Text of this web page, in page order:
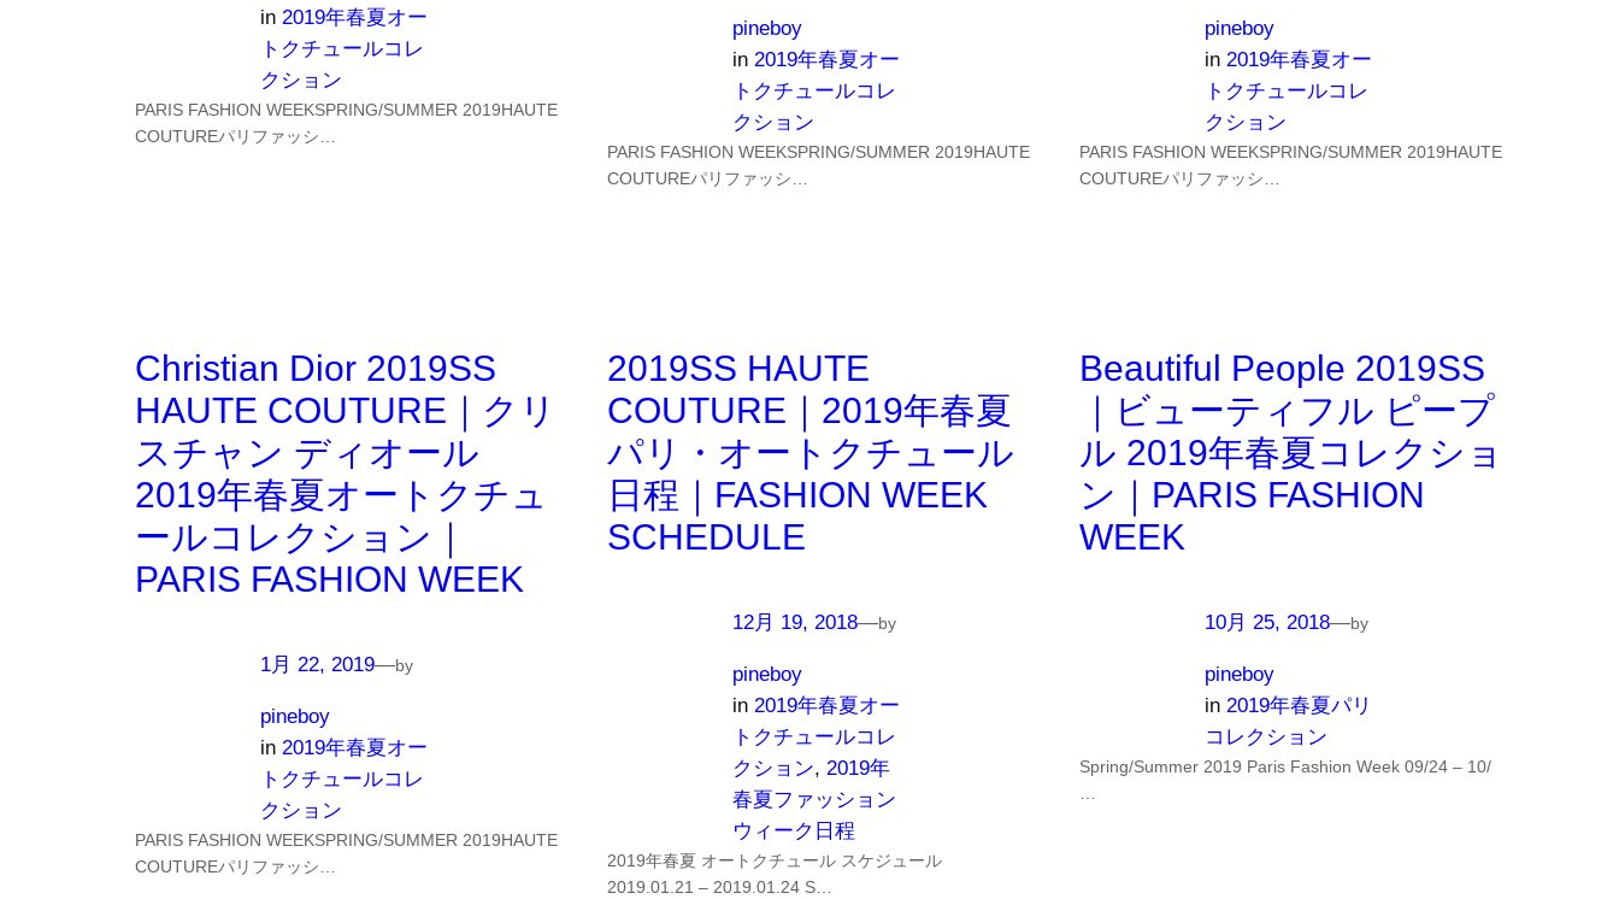
in 2019年春夏オー
トクチュールコレ
クション
PARIS FASHION WEEKSPRING/SUMMER 2019HAUTE
COUTUREパリファッシ…
pineboy
in 2019年春夏オー
トクチュールコレ
クション
PARIS FASHION WEEKSPRING/SUMMER 2019HAUTE
COUTUREパリファッシ…
pineboy
in 2019年春夏オー
トクチュールコレ
クション
PARIS FASHION WEEKSPRING/SUMMER 2019HAUTE
COUTUREパリファッシ…
Christian Dior 2019SS
HAUTE COUTURE｜クリ
スチャン ディオール
2019年春夏オートクチュ
ールコレクション｜
PARIS FASHION WEEK
1月 22, 2019—by
pineboy
in 2019年春夏オー
トクチュールコレ
クション
PARIS FASHION WEEKSPRING/SUMMER 2019HAUTE
COUTUREパリファッシ…
2019SS HAUTE
COUTURE｜2019年春夏
パリ・オートクチュール
日程｜FASHION WEEK
SCHEDULE
12月 19, 2018—by
pineboy
in 2019年春夏オー
トクチュールコレ
クション, 2019年
春夏ファッション
ウィーク日程
2019年春夏 オートクチュール スケジュール
2019.01.21 – 2019.01.24 S…
Beautiful People 2019SS
｜ビューティフル ピープ
ル 2019年春夏コレクショ
ン｜PARIS FASHION
WEEK
10月 25, 2018—by
pineboy
in 2019年春夏パリ
コレクション
Spring/Summer 2019 Paris Fashion Week 09/24 – 10/